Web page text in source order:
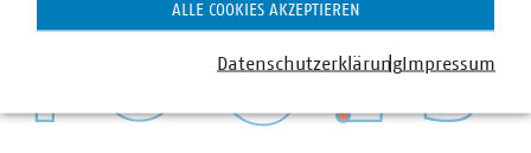
WASSER/ABWASSER
ALLE COOKIES AKZEPTIEREN
DatenschutzerklärungImpressum